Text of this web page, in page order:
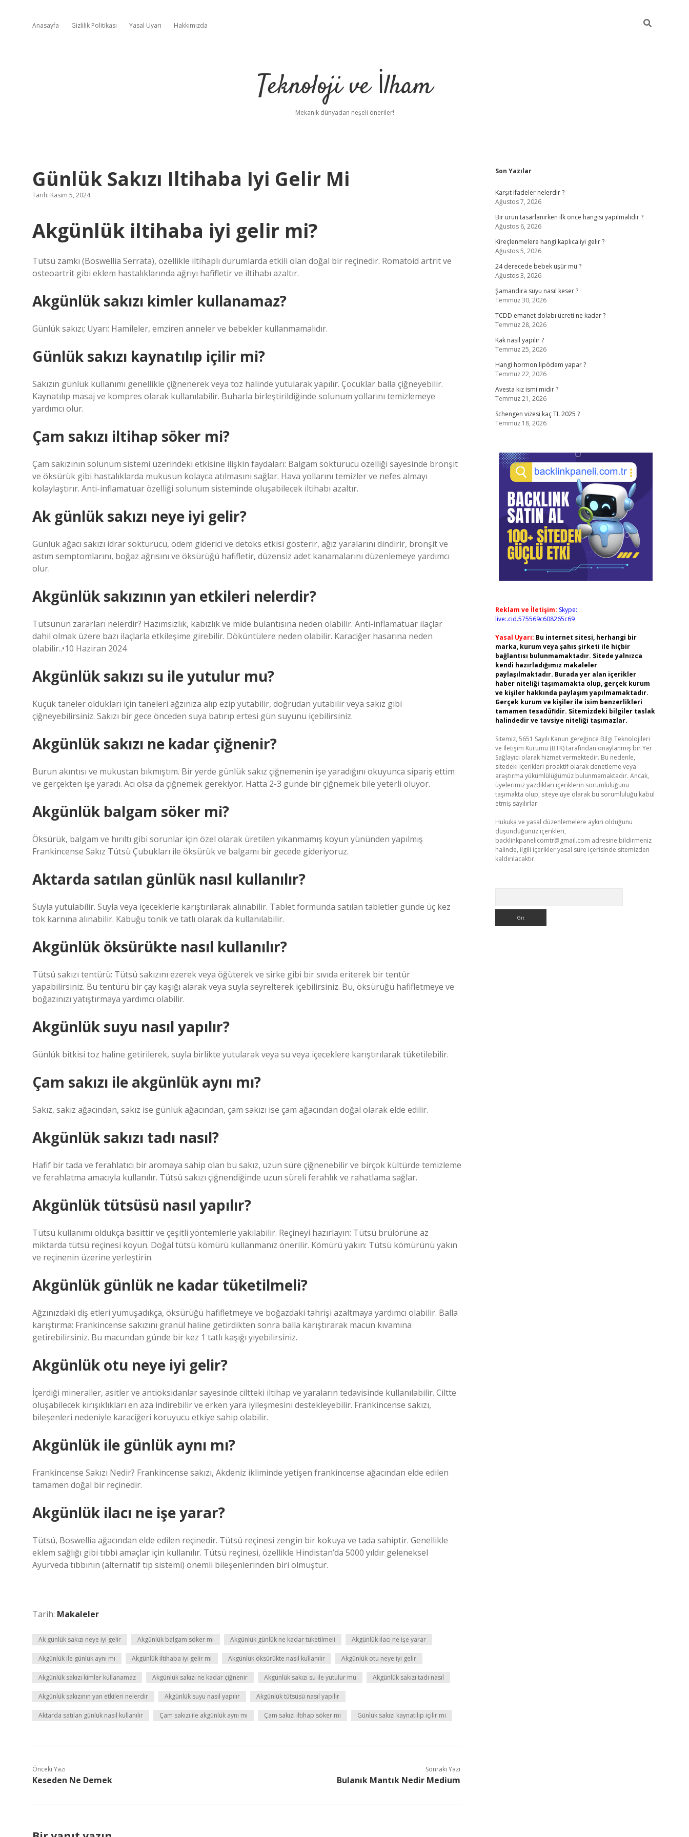
Anasayfa Gizlilik Politikası Yasal Uyarı Hakkımızda
Teknoloji ve İlham
Mekanik dünyadan neşeli öneriler!
Günlük Sakızı Iltihaba Iyi Gelir Mi
Tarih: Kasım 5, 2024
Akgünlük iltihaba iyi gelir mi?
Tütsü zamkı (Boswellia Serrata), özellikle iltihaplı durumlarda etkili olan doğal bir reçinedir. Romatoid artrit ve
osteoartrit gibi eklem hastalıklarında ağrıyı hafifletir ve iltihabı azaltır.
Akgünlük sakızı kimler kullanamaz?
Günlük sakızı; Uyarı: Hamileler, emziren anneler ve bebekler kullanmamalıdır.
Günlük sakızı kaynatılıp içilir mi?
Sakızın günlük kullanımı genellikle çiğnenerek veya toz halinde yutularak yapılır. Çocuklar balla çiğneyebilir.
Kaynatılıp masaj ve kompres olarak kullanılabilir. Buharla birleştirildiğinde solunum yollarını temizlemeye
yardımcı olur.
Çam sakızı iltihap söker mi?
Çam sakızının solunum sistemi üzerindeki etkisine ilişkin faydaları: Balgam söktürücü özelliği sayesinde bronşit
ve öksürük gibi hastalıklarda mukusun kolayca atılmasını sağlar. Hava yollarını temizler ve nefes almayı
kolaylaştırır. Anti-inflamatuar özelliği solunum sisteminde oluşabilecek iltihabı azaltır.
Ak günlük sakızı neye iyi gelir?
Günlük ağacı sakızı idrar söktürücü, ödem giderici ve detoks etkisi gösterir, ağız yaralarını dindirir, bronşit ve
astım semptomlarını, boğaz ağrısını ve öksürüğü hafifletir, düzensiz adet kanamalarını düzenlemeye yardımcı
olur.
Akgünlük sakızının yan etkileri nelerdir?
Tütsünün zararları nelerdir? Hazımsızlık, kabızlık ve mide bulantısına neden olabilir. Anti-inflamatuar ilaçlar
dahil olmak üzere bazı ilaçlarla etkileşime girebilir. Döküntülere neden olabilir. Karaciğer hasarına neden
olabilir..•10 Haziran 2024
Akgünlük sakızı su ile yutulur mu?
Küçük taneler oldukları için taneleri ağzınıza alıp ezip yutabilir, doğrudan yutabilir veya sakız gibi
çiğneyebilirsiniz. Sakızı bir gece önceden suya batırıp ertesi gün suyunu içebilirsiniz.
Akgünlük sakızı ne kadar çiğnenir?
Burun akıntısı ve mukustan bıkmıştım. Bir yerde günlük sakız çiğnemenin işe yaradığını okuyunca sipariş ettim
ve gerçekten işe yaradı. Acı olsa da çiğnemek gerekiyor. Hatta 2-3 günde bir çiğnemek bile yeterli oluyor.
Akgünlük balgam söker mi?
Öksürük, balgam ve hırıltı gibi sorunlar için özel olarak üretilen yıkanmamış koyun yününden yapılmış
Frankincense Sakız Tütsü Çubukları ile öksürük ve balgamı bir gecede gideriyoruz.
Aktarda satılan günlük nasıl kullanılır?
Suyla yutulabilir. Suyla veya içeceklerle karıştırılarak alınabilir. Tablet formunda satılan tabletler günde üç kez
tok karnına alınabilir. Kabuğu tonik ve tatlı olarak da kullanılabilir.
Akgünlük öksürükte nasıl kullanılır?
Tütsü sakızı tentürü: Tütsü sakızını ezerek veya öğüterek ve sirke gibi bir sıvıda eriterek bir tentür
yapabilirsiniz. Bu tentürü bir çay kaşığı alarak veya suyla seyrelterek içebilirsiniz. Bu, öksürüğü hafifletmeye ve
boğazınızı yatıştırmaya yardımcı olabilir.
Akgünlük suyu nasıl yapılır?
Günlük bitkisi toz haline getirilerek, suyla birlikte yutularak veya su veya içeceklere karıştırılarak tüketilebilir.
Çam sakızı ile akgünlük aynı mı?
Sakız, sakız ağacından, sakız ise günlük ağacından, çam sakızı ise çam ağacından doğal olarak elde edilir.
Akgünlük sakızı tadı nasıl?
Hafif bir tada ve ferahlatıcı bir aromaya sahip olan bu sakız, uzun süre çiğnenebilir ve birçok kültürde temizleme
ve ferahlatma amacıyla kullanılır. Tütsü sakızı çiğnendiğinde uzun süreli ferahlık ve rahatlama sağlar.
Akgünlük tütsüsü nasıl yapılır?
Tütsü kullanımı oldukça basittir ve çeşitli yöntemlerle yakılabilir. Reçineyi hazırlayın: Tütsü brülörüne az
miktarda tütsü reçinesi koyun. Doğal tütsü kömürü kullanmanız önerilir. Kömürü yakın: Tütsü kömürünü yakın
ve reçinenin üzerine yerleştirin.
Akgünlük günlük ne kadar tüketilmeli?
Ağzınızdaki diş etleri yumuşadıkça, öksürüğü hafifletmeye ve boğazdaki tahrişi azaltmaya yardımcı olabilir. Balla
karıştırma: Frankincense sakızını granül haline getirdikten sonra balla karıştırarak macun kıvamına
getirebilirsiniz. Bu macundan günde bir kez 1 tatlı kaşığı yiyebilirsiniz.
Akgünlük otu neye iyi gelir?
İçerdiği mineraller, asitler ve antioksidanlar sayesinde ciltteki iltihap ve yaraların tedavisinde kullanılabilir. Ciltte
oluşabilecek kırışıklıkları en aza indirebilir ve erken yara iyileşmesini destekleyebilir. Frankincense sakızı,
bileşenleri nedeniyle karaciğeri koruyucu etkiye sahip olabilir.
Akgünlük ile günlük aynı mı?
Frankincense Sakızı Nedir? Frankincense sakızı, Akdeniz ikliminde yetişen frankincense ağacından elde edilen
tamamen doğal bir reçinedir.
Akgünlük ilacı ne işe yarar?
Tütsü, Boswellia ağacından elde edilen reçinedir. Tütsü reçinesi zengin bir kokuya ve tada sahiptir. Genellikle
eklem sağlığı gibi tıbbi amaçlar için kullanılır. Tütsü reçinesi, özellikle Hindistan’da 5000 yıldır geleneksel
Ayurveda tıbbının (alternatif tıp sistemi) önemli bileşenlerinden biri olmuştur.
Tarih: Makaleler
Ak günlük sakızı neye iyi gelir Akgünlük balgam söker mi Akgünlük günlük ne kadar tüketilmeli Akgünlük ilacı ne işe yarar
Akgünlük ile günlük aynı mı Akgünlük iltihaba iyi gelir mi Akgünlük öksürükte nasıl kullanılır Akgünlük otu neye iyi gelir
Akgünlük sakızı kimler kullanamaz Akgünlük sakızı ne kadar çiğnenir Akgünlük sakızı su ile yutulur mu Akgünlük sakızı tadı nasıl
Akgünlük sakızının yan etkileri nelerdir Akgünlük suyu nasıl yapılır Akgünlük tütsüsü nasıl yapılır
Aktarda satılan günlük nasıl kullanılır Çam sakızı ile akgünlük aynı mı Çam sakızı iltihap söker mi Günlük sakızı kaynatılıp içilir mi
Önceki Yazı
Keseden Ne Demek
Sonraki Yazı
Bulanık Mantık Nedir Medium
Sidebar
Son Yazılar
Karşıt ifadeler nelerdir ?
Ağustos 7, 2026
Bir ürün tasarlanırken ilk önce hangisi yapılmalıdır ?
Ağustos 6, 2026
Kireçlenmelere hangi kaplıca iyi gelir ?
Ağustos 5, 2026
24 derecede bebek üşür mü ?
Ağustos 3, 2026
Şamandıra suyu nasıl keser ?
Temmuz 30, 2026
TCDD emanet dolabı ücreti ne kadar ?
Temmuz 28, 2026
Kak nasıl yapılır ?
Temmuz 25, 2026
Hangi hormon lipödem yapar ?
Temmuz 22, 2026
Avesta kız ismi midir ?
Temmuz 21, 2026
Schengen vizesi kaç TL 2025 ?
Temmuz 18, 2026
Reklam ve İletişim: Skype:
live:.cid.575569c608265c69
Yasal Uyarı: Bu internet sitesi, herhangi bir
marka, kurum veya şahıs şirketi ile hiçbir
bağlantısı bulunmamaktadır. Sitede yalnızca
kendi hazırladığımız makaleler
paylaşılmaktadır. Burada yer alan içerikler
haber niteliği taşımamakta olup, gerçek kurum
ve kişiler hakkında paylaşım yapılmamaktadır.
Gerçek kurum ve kişiler ile isim benzerlikleri
tamamen tesadüfidir. Sitemizdeki bilgiler taslak
halindedir ve tavsiye niteliği taşımazlar.
Sitemiz, 5651 Sayılı Kanun gereğince Bilgi Teknolojileri
ve İletişim Kurumu (BTK) tarafından onaylanmış bir Yer
Sağlayıcı olarak hizmet vermektedir. Bu nedenle,
sitedeki içerikleri proaktif olarak denetleme veya
araştırma yükümlülüğümüz bulunmamaktadır. Ancak,
üyelerimiz yazdıkları içeriklerin sorumluluğunu
taşımakta olup, siteye üye olarak bu sorumluluğu kabul
etmiş sayılırlar.
Hukuka ve yasal düzenlemelere aykırı olduğunu
düşündüğünüz içerikleri,
backlinkpanelicomtr@gmail.com adresine bildirmeniz
halinde, ilgili içerikler yasal süre içerisinde sitemizden
kaldırılacaktır.